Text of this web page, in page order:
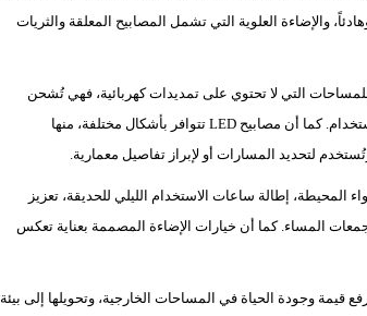
والإضاءة العلوية التي تشمل المصابيح المعلقة والثريات
التي لا تحتوي على تمديدات كهربائية، فهي تُشحن
خلال النهار وتُضيء ليلاً دون الحاجة لأي توصيلات معقدة، ما يضفي سهولة ومرونة على الاستخدام. كما أن مصابيح LED تتوافر بأشكال مختلفة، منها
لتحديد المسارات أو لإبراز تفاصيل معمارية.
إطالة ساعات الاستخدام الليلي للحديقة، تعزيز
المساء. كما أن خيارات الإضاءة المصممة بعناية تعكس
قيمة وجودة الحياة في المساحات الخارجية، وتحويلها إلى بيئة